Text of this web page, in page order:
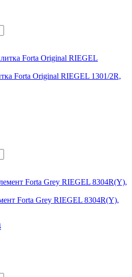
Forta Original RIEGEL 1301/2R,
Forta Grey RIEGEL 8304R(Y),